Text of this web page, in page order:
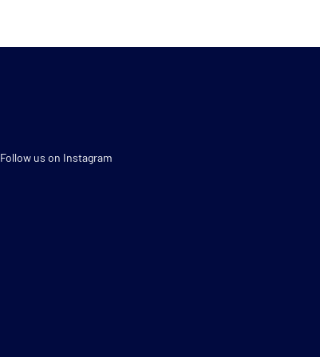
Follow us on Instagram